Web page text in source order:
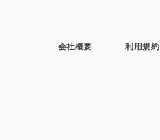
会社概要 利用規約